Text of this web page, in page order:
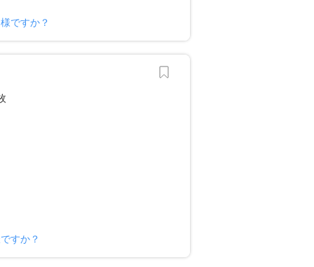
ですか？
すか？